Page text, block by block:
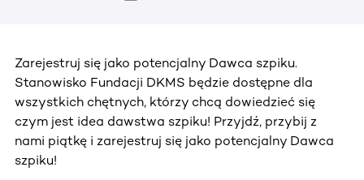
Zarejestruj się jako potencjalny Dawca szpiku.
Stanowisko Fundacji DKMS będzie dostępne dla
wszystkich chętnych, którzy chcą dowiedzieć się
czym jest idea dawstwa szpiku! Przyjdź, przybij z
nami piątkę i zarejestruj się jako potencjalny Dawca
szpiku!